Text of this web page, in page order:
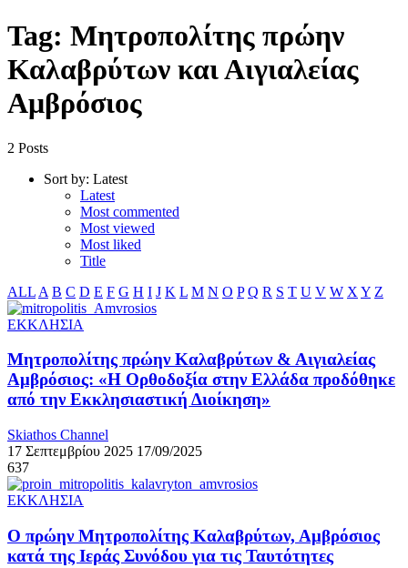
Tag: Μητροπολίτης πρώην
Καλαβρύτων και Αιγιαλείας
Αμβρόσιος
2 Posts
Sort by: Latest
Latest
Most commented
Most viewed
Most liked
Title
ALL A B C D E F G H I J K L M N O P Q R S T U V W X Y Z
ΕΚΚΛΗΣΙΑ
Μητροπολίτης πρώην Καλαβρύτων & Αιγιαλείας
Αμβρόσιος: «Η Ορθοδοξία στην Ελλάδα προδόθηκε
από την Εκκλησιαστική Διοίκηση»
Skiathos Channel
17 Σεπτεμβρίου 2025 17/09/2025
637
ΕΚΚΛΗΣΙΑ
Ο πρώην Μητροπολίτης Καλαβρύτων, Αμβρόσιος
κατά της Ιεράς Συνόδου για τις Ταυτότητες